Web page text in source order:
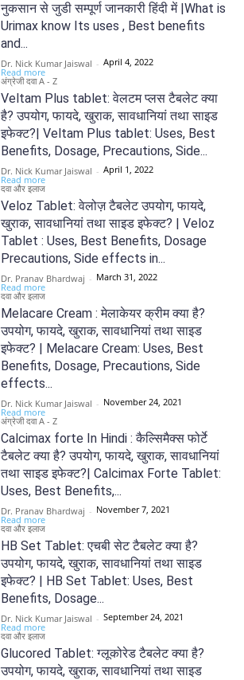
नुकसान से जुडी सम्पूर्ण जानकारी हिंदी में |What is
Urimax know Its uses , Best benefits
and...
Dr. Nick Kumar Jaiswal - April 4, 2022
Read more
अंग्रेजी दवा A - Z
Veltam Plus tablet: वेलटम प्लस टैबलेट क्या
है? उपयोग, फायदे, खुराक, सावधानियां तथा साइड
इफेक्ट?| Veltam Plus tablet: Uses, Best
Benefits, Dosage, Precautions, Side...
Dr. Nick Kumar Jaiswal - April 1, 2022
Read more
दवा और इलाज
Veloz Tablet: वेलोज़ टैबलेट उपयोग, फायदे,
खुराक, सावधानियां तथा साइड इफेक्ट? | Veloz
Tablet : Uses, Best Benefits, Dosage
Precautions, Side effects in...
Dr. Pranav Bhardwaj - March 31, 2022
Read more
दवा और इलाज
Melacare Cream : मेलाकेयर क्रीम क्या है?
उपयोग, फायदे, खुराक, सावधानियां तथा साइड
इफेक्ट? | Melacare Cream: Uses, Best
Benefits, Dosage, Precautions, Side
effects...
Dr. Nick Kumar Jaiswal - November 24, 2021
Read more
अंग्रेजी दवा A - Z
Calcimax forte In Hindi : कैल्सिमैक्स फोर्टे
टैबलेट क्या है? उपयोग, फायदे, खुराक, सावधानियां
तथा साइड इफेक्ट?| Calcimax Forte Tablet:
Uses, Best Benefits,...
Dr. Pranav Bhardwaj - November 7, 2021
Read more
दवा और इलाज
HB Set Tablet: एचबी सेट टैबलेट क्या है?
उपयोग, फायदे, खुराक, सावधानियां तथा साइड
इफेक्ट? | HB Set Tablet: Uses, Best
Benefits, Dosage...
Dr. Nick Kumar Jaiswal - September 24, 2021
Read more
दवा और इलाज
Glucored Tablet: ग्लूकोरेड टैबलेट क्या है?
उपयोग, फायदे, खुराक, सावधानियां तथा साइड